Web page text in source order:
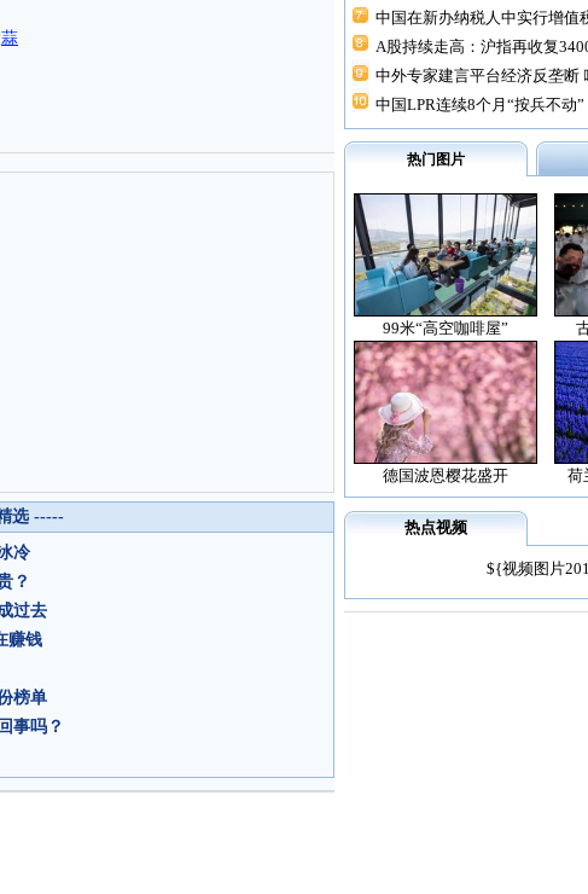
蒜
选 -----
冷
？
过去
赚钱
榜单
事吗？
中国在新办纳税人中实行增值
A股持续走高：沪指再收复
中外专家建言平台经济反垄断
中国LPR连续8个月“按兵不动
热门图片
99米“高空咖啡屋”
德国波恩樱花盛开 荷
热点视频
${视频图片